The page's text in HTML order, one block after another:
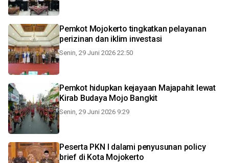
Pemkot Mojokerto tingkatkan pelayanan
perizinan dan iklim investasi
Senin, 29 Juni 2026 22:50
Pemkot hidupkan kejayaan Majapahit lewat
Kirab Budaya Mojo Bangkit
Senin, 29 Juni 2026 9:29
Peserta PKN I dalami penyusunan policy
brief di Kota Mojokerto